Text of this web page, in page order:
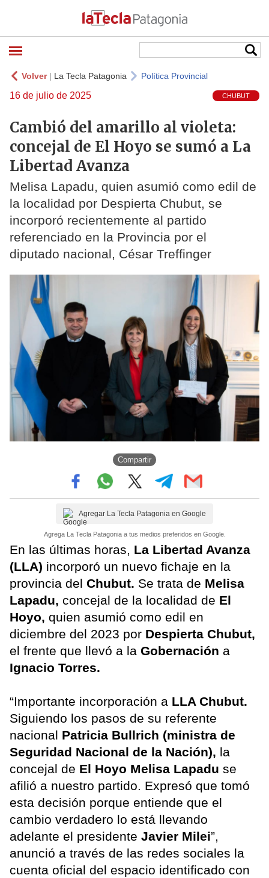
Volver| La Tecla Patagonia Política Provincial
16 de julio de 2025 CHUBUT
Cambió del amarillo al violeta:
concejal de El Hoyo se sumó a La
Libertad Avanza
Melisa Lapadu, quien asumió como edil de
la localidad por Despierta Chubut, se
incorporó recientemente al partido
referenciado en la Provincia por el
diputado nacional, César Treffinger
Compartir
Agregar La Tecla Patagonia en Google
Agrega La Tecla Patagonia a tus medios preferidos en Google.
En las últimas horas, La Libertad Avanza
(LLA) incorporó un nuevo fichaje en la
provincia del Chubut. Se trata de Melisa
Lapadu, concejal de la localidad de El
Hoyo, quien asumió como edil en
diciembre del 2023 por Despierta Chubut,
el frente que llevó a la Gobernación a
Ignacio Torres.
“Importante incorporación a LLA Chubut.
Siguiendo los pasos de su referente
nacional Patricia Bullrich (ministra de
Seguridad Nacional de la Nación), la
concejal de El Hoyo Melisa Lapadu se
afilió a nuestro partido. Expresó que tomó
esta decisión porque entiende que el
cambio verdadero lo está llevando
adelante el presidente Javier Milei”,
anunció a través de las redes sociales la
cuenta oficial del espacio identificado con